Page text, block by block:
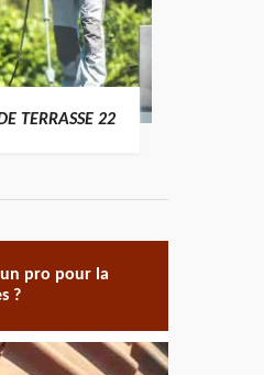
TERRASSE 22
pro pour la
?